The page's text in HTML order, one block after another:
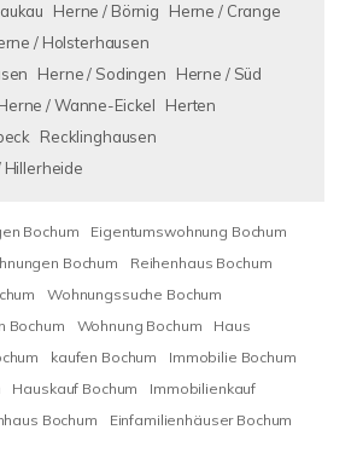
Herne / Börnig
Herne / Crange
/ Holsterhausen
Herne / Sodingen
Herne / Süd
/ Wanne-Eickel
Herten
Recklinghausen
Hillerheide
Bochum
Eigentumswohnung Bochum
Bochum
Reihenhaus Bochum
Wohnungssuche Bochum
Bochum
Wohnung Bochum
Haus
kaufen Bochum
Immobilie Bochum
Hauskauf Bochum
Immobilienkauf
Bochum Einfamilienhäuser Bochum